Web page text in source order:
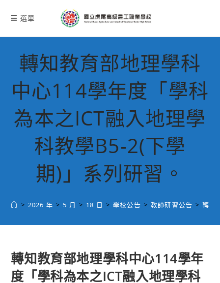
選單
轉知教育部地理學科
中心114學年度「學科
為本之ICT融入地理學
科教學B5-2(下學
期)」系列研習。
> 2026 年 > 5 月 > 18 日 > 學校公告 > 教師研習公告 > 轉知
轉知教育部地理學科中心114學年
度「學科為本之ICT融入地理學科